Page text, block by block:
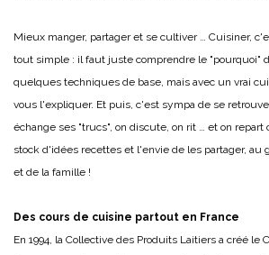
Mieux manger, partager et se cultiver … Cuisiner,
tout simple : il faut juste comprendre le "pourquoi"
quelques techniques de base, mais avec un vrai
vous l'expliquer. Et puis, c'est sympa de se
échange ses "trucs", on discute, on rit … et on repart
stock d'idées recettes et l'envie de les partager, au
et de la famille !
Des cours de cuisine partout en France
En 1994, la Collective des Produits Laitiers a créé le